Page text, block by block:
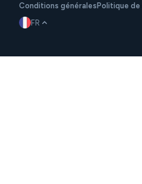
Conditions généralesPolitique
FR